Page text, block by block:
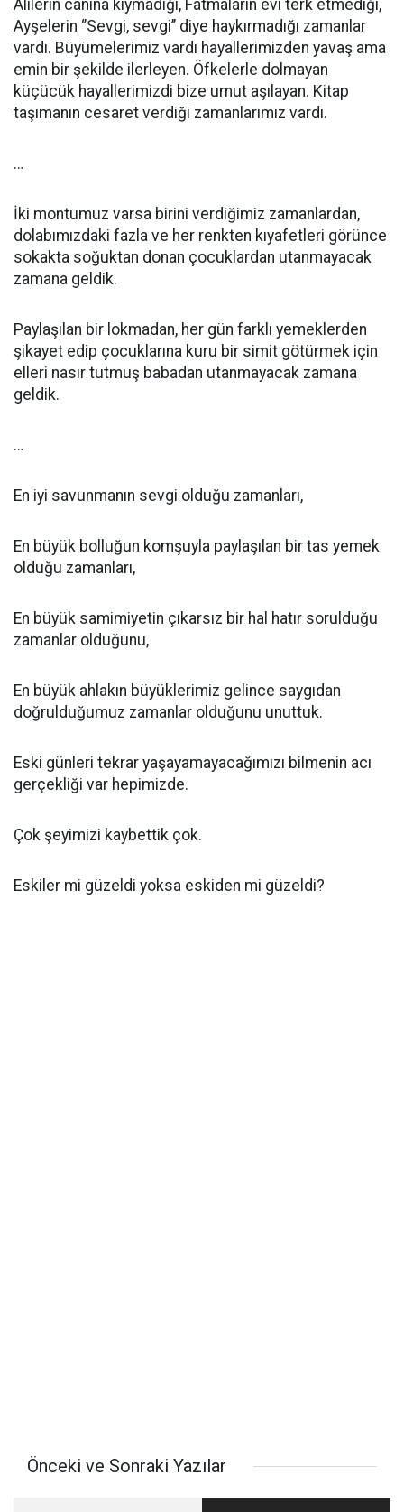
Alilerin canına kıymadığı, Fatmaların evi terk etmediği,
Ayşelerin ‘’Sevgi, sevgi’’ diye haykırmadığı zamanlar
vardı. Büyümelerimiz vardı hayallerimizden yavaş ama
emin bir şekilde ilerleyen. Öfkelerle dolmayan
küçücük hayallerimizdi bize umut aşılayan. Kitap
taşımanın cesaret verdiği zamanlarımız vardı.
…
İki montumuz varsa birini verdiğimiz zamanlardan,
dolabımızdaki fazla ve her renkten kıyafetleri görünce
sokakta soğuktan donan çocuklardan utanmayacak
zamana geldik.
Paylaşılan bir lokmadan, her gün farklı yemeklerden
şikayet edip çocuklarına kuru bir simit götürmek için
elleri nasır tutmuş babadan utanmayacak zamana
geldik.
…
En iyi savunmanın sevgi olduğu zamanları,
En büyük bolluğun komşuyla paylaşılan bir tas yemek
olduğu zamanları,
En büyük samimiyetin çıkarsız bir hal hatır sorulduğu
zamanlar olduğunu,
En büyük ahlakın büyüklerimiz gelince saygıdan
doğrulduğumuz zamanlar olduğunu unuttuk.
Eski günleri tekrar yaşayamayacağımızı bilmenin acı
gerçekliği var hepimizde.
Çok şeyimizi kaybettik çok.
Eskiler mi güzeldi yoksa eskiden mi güzeldi?
Önceki ve Sonraki Yazılar